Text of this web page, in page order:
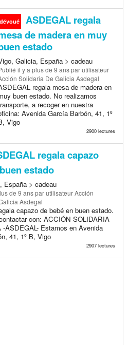
dévoué
ASDEGAL regala
de madera en muy
estado
Galicia, España > cadeau
il y a plus de 9 anspar utilisateur
Solidaria De Galicia Asdegal
regala mesa de madera en
buen estado. No realizamos
a recoger en nuestra
Avenida García Barbón, 41, 1º
Vigo
2900 lectures
regala capazo
estado
España > cadeau
de 9 anspar utilisateur Acción
Asdegal
capazo de bebé en buen estado.
con: ACCIÓN SOLIDARIA
ASDEGAL- Estamos en Avenida
41, 1º B, Vigo
2907 lectures